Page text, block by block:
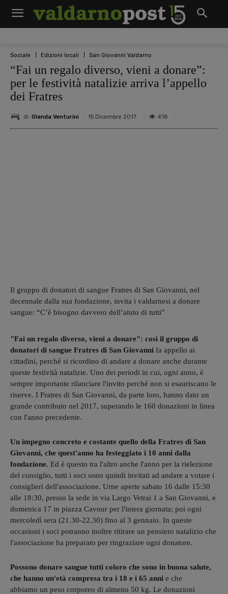
Sociale Edizioni locali San Giovanni Valdarno
“Fai un regalo diverso, vieni a donare”:
per le festività natalizie arriva l’appello
dei Fratres
di Glenda Venturini 15 Dicembre 2017 418
Il gruppo di donatori di sangue Fratres di San Giovanni, nel
decennale dalla sua fondazione, invita i valdarnesi a donare
sangue: “C’è bisogno davvero dell’aiuto di tutti”
"Fai un regalo diverso, vieni a donare": così il gruppo di
donatori di sangue Fratres di San Giovanni fa appello ai
cittadini, perché si ricordino di andare a donare anche durante
queste festività natalizie. Uno dei periodi in cui, ogni anno, è
sempre importante rilanciare l'invito perché non si esauriscano le
riserve. I Fratres di San Giovanni, da parte loro, hanno dato un
grande contributo nel 2017, superando le 160 donazioni in linea
con l'anno precedente.
Un impegno concreto e costante quello della Fratres di San
Giovanni, che quest'anno ha festeggiato i 10 anni dalla
fondazione. Ed è questo tra l'altro anche l'anno per la rielezione
del consiglio, tutti i soci sono quindi invitati ad andare a votare i
consiglieri dell'associazione. Urne aperte sabato 16 dalle 15:30
alle 18:30, presso la sede in via Largo Vetrai 1 a San Giovanni, e
domenica 17 in piazza Cavour per l'intera giornata; poi ogni
mercoledì sera (21.30-22.30) fino al 3 gennaio. In queste
occasioni i soci potranno inoltre ritirare un pensiero natalizio che
l'associazione ha preparato per ringraziare ogni donatore.
Possono donare sangue tutti coloro che sono in buona salute,
che hanno un'età compresa tra i 18 e i 65 anni e che
abbiamo un peso corporeo di almeno 50 kg. Le donazioni